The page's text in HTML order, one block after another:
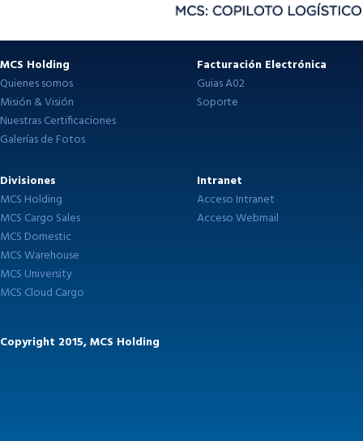
MCS Holding
Facturación Electrónica
Quienes somos
Misión & Visión
Nuestras Certificaciones
Galerías de Fotos
Guias A02
Soporte
Divisiones
Intranet
MCS Holding
MCS Cargo Sales
MCS Domestic
MCS Warehouse
MCS University
MCS Cloud Cargo
Acceso Intranet
Acceso Webmail
Copyright 2015, MCS Holding